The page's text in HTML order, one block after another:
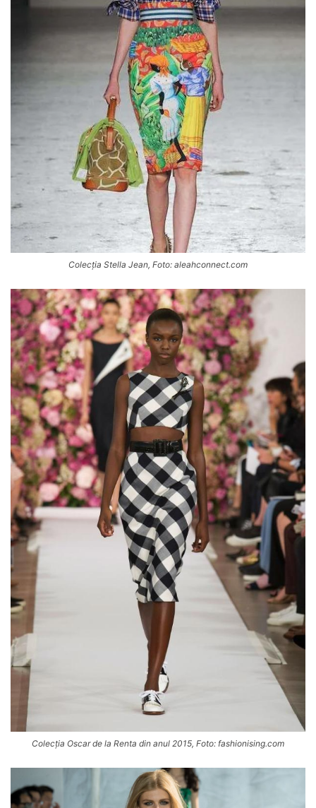
Colecția Stella Jean, Foto: aleahconnect.com
Colecția Oscar de la Renta din anul 2015, Foto: fashionising.com